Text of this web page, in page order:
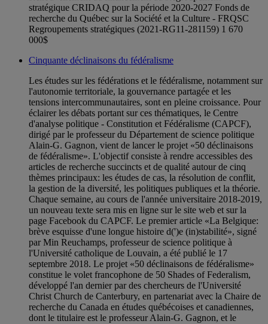
stratégique CRIDAQ pour la période 2020-2027 Fonds de
recherche du Québec sur la Société et la Culture - FRQSC
Regroupements stratégiques (2021-RG11-281159) 1 670
000$
Cinquante déclinaisons du fédéralisme
Les études sur les fédérations et le fédéralisme, notamment sur
l'autonomie territoriale, la gouvernance partagée et les
tensions intercommunautaires, sont en pleine croissance. Pour
éclairer les débats portant sur ces thématiques, le Centre
d'analyse politique - Constitution et Fédéralisme (CAPCF),
dirigé par le professeur du Département de science politique
Alain-G. Gagnon, vient de lancer le projet «50 déclinaisons
de fédéralisme». L'objectif consiste à rendre accessibles des
articles de recherche succincts et de qualité autour de cinq
thèmes principaux: les études de cas, la résolution de conflit,
la gestion de la diversité, les politiques publiques et la théorie.
Chaque semaine, au cours de l'année universitaire 2018-2019,
un nouveau texte sera mis en ligne sur le site web et sur la
page Facebook du CAPCF. Le premier article «La Belgique:
brève esquisse d'une longue histoire d(')e (in)stabilité», signé
par Min Reuchamps, professeur de science politique à
l'Université catholique de Louvain, a été publié le 17
septembre 2018. Le projet «50 déclinaisons de fédéralisme»
constitue le volet francophone de 50 Shades of Federalism,
développé l'an dernier par des chercheurs de l'Université
Christ Church de Canterbury, en partenariat avec la Chaire de
recherche du Canada en études québécoises et canadiennes,
dont le titulaire est le professeur Alain-G. Gagnon, et le